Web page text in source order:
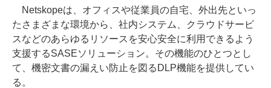
Netskopeは、オフィスや従業員の自宅、外出先といっ
たさまざまな環境から、社内システム、クラウドサービ
スなどのあらゆるリソースを安心安全に利用できるよう
支援するSASEソリューション。その機能のひとつとし
て、機密文書の漏えい防止を図るDLP機能を提供してい
る。